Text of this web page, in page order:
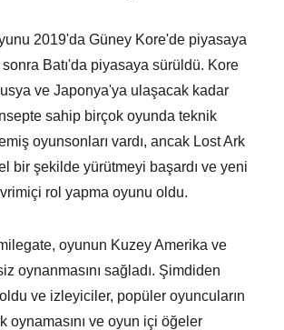
2019'da Güney Kore'de piyasaya
Batı'da piyasaya sürüldü. Kore
ve Japonya'ya ulaşacak kadar
sahip birçok oyunda teknik
oyunsonları vardı, ancak Lost Ark
bir şekilde yürütmeyi başardı ve yeni
rol yapma oyunu oldu.
oyunun Kuzey Amerika ve
oynanmasını sağladı. Şimdiden
ve izleyiciler, popüler oyuncuların
oynamasını ve oyun içi öğeler